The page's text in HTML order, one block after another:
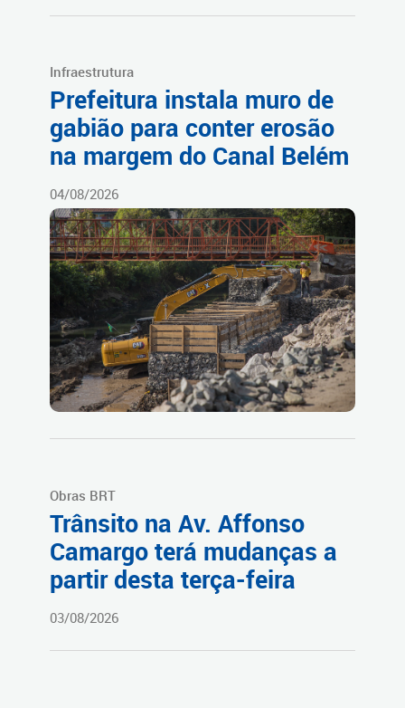
Infraestrutura
Prefeitura instala muro de
gabião para conter erosão
na margem do Canal Belém
04/08/2026
Obras BRT
Trânsito na Av. Affonso
Camargo terá mudanças a
partir desta terça-feira
03/08/2026